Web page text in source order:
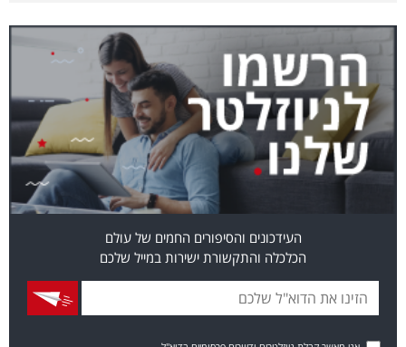
ניוזלטרים
מייל
אדום
אחרינו:
העידכונים והסיפורים החמים של עולם
הכלכלה והתקשורת ישירות במייל שלכם